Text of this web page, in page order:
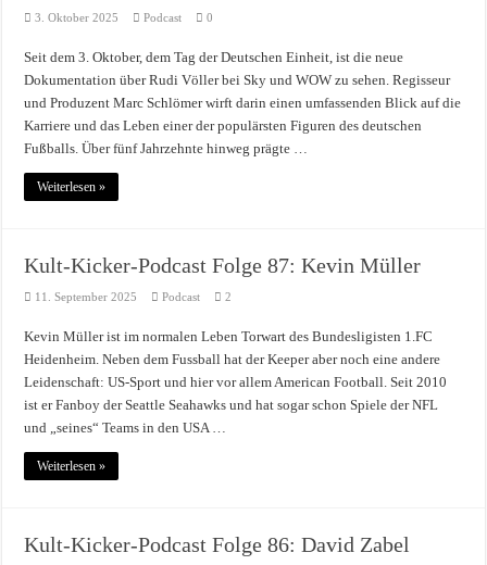
3. Oktober 2025 Podcast 0
Seit dem 3. Oktober, dem Tag der Deutschen Einheit, ist die neue
Dokumentation über Rudi Völler bei Sky und WOW zu sehen. Regisseur
und Produzent Marc Schlömer wirft darin einen umfassenden Blick auf die
Karriere und das Leben einer der populärsten Figuren des deutschen
Fußballs. Über fünf Jahrzehnte hinweg prägte …
Weiterlesen »
Kult-Kicker-Podcast Folge 87: Kevin Müller
11. September 2025 Podcast 2
Kevin Müller ist im normalen Leben Torwart des Bundesligisten 1.FC
Heidenheim. Neben dem Fussball hat der Keeper aber noch eine andere
Leidenschaft: US-Sport und hier vor allem American Football. Seit 2010
ist er Fanboy der Seattle Seahawks und hat sogar schon Spiele der NFL
und „seines“ Teams in den USA …
Weiterlesen »
Kult-Kicker-Podcast Folge 86: David Zabel